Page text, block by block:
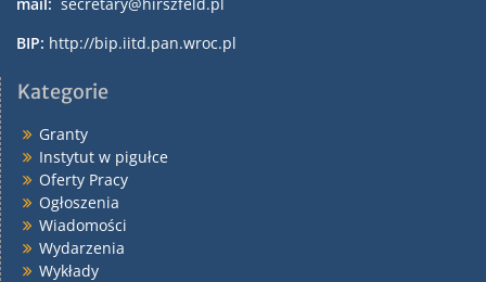
BIP: http://bip.iitd.pan.wroc.pl
Kategorie
Granty
Instytut w pigułce
Oferty Pracy
Ogłoszenia
Wiadomości
Wydarzenia
Wykłady